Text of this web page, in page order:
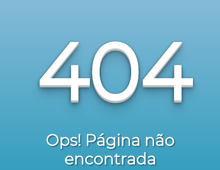
404
Ops! Página não
encontrada